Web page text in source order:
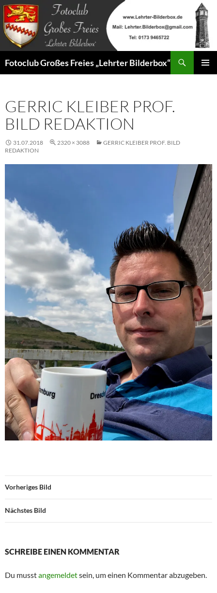
Zum
Inhalt
springen
Fotoclub Großes Freies „Lehrter Bilderbox“
GERRIC KLEIBER PROF.
BILD REDAKTION
31.07.2018 2320 × 3088
GERRIC KLEIBER PROF. BILD
REDAKTION
Vorheriges Bild
Nächstes Bild
SCHREIBE EINEN KOMMENTAR
Du musstangemeldetsein, um einen Kommentar abzugeben.